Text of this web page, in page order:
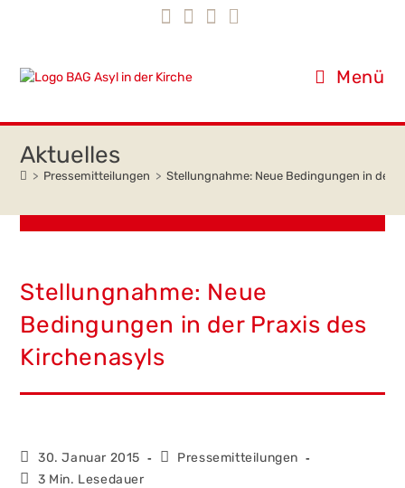
Menü
> Pressemitteilungen > Stellungnahme: Neue Bedingungen in der
Stellungnahme: Neue
Bedingungen in der Praxis des
Kirchenasyls
Beitrag
veröffentlicht:
30. Januar 2015
Beitrags-
Pressemitteilungen
Lesedauer:
3 Min. Lesedauer